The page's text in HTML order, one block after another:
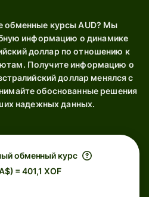
обменные курсы AUD? Мы
информацию о динамике
доллар по отношению к
Получите информацию о
доллар менялся с
обоснованные решения
надежных данных.
обменный курс
= 401,1 XOF